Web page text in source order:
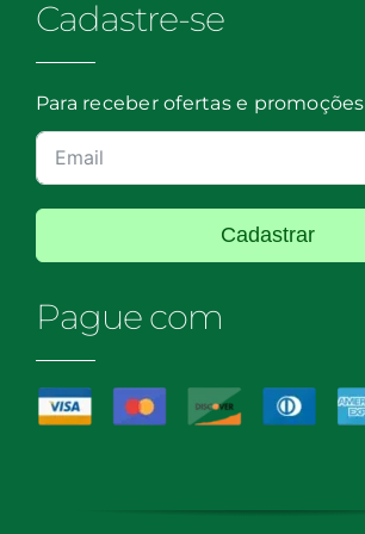
Cadastre-se
Para receber ofertas e promoções
Cadastrar
Pague com